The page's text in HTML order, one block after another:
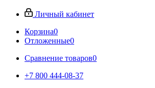
Личный кабинет
Корзина0
Отложенные0
Сравнение товаров0
+7 800 444-08-37